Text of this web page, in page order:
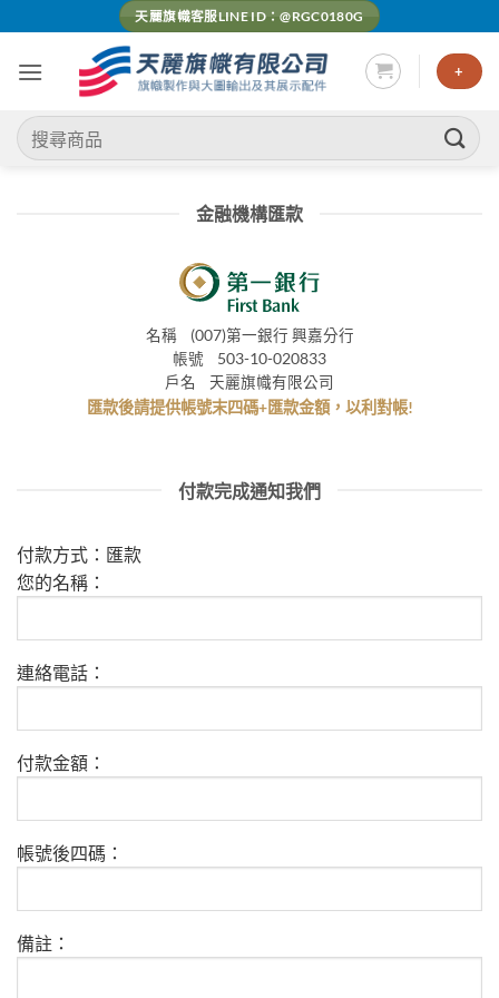
content
天麗旗幟客服LINE ID：@RGC0180G
+
搜
尋
金融機構匯款
名稱 (007)第一銀行 興嘉分行
帳號 503-10-020833
戶名 天麗旗幟有限公司
匯款後請提供帳號末四碼+匯款金額，以利對帳!
付款完成通知我們
付款方式：匯款
您的名稱：
連絡電話：
付款金額：
帳號後四碼：
備註：